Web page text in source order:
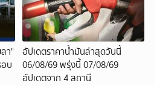
า"
บ
อัปเดตราคาน้ำมันล่าสุดวันนี้
06/08/69 พรุ่งนี้ 07/08/69
อัปเดตจาก 4 สถานี